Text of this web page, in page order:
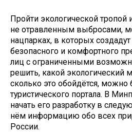
Пройти экологической
не отравленным выбросами,
нацпарках, в которых
безопасного и комфортного
лиц с ограниченными
решить, какой экологический
сколько это обойдётся,
туристического портала. В
начать его разработку в
нём информацию обо всех
России.